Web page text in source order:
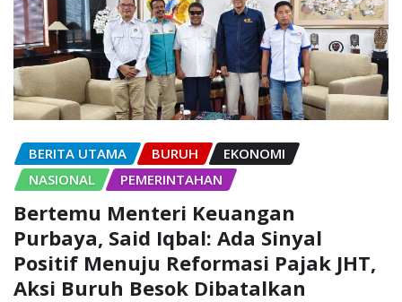
BERITA UTAMA BURUH
EKONOMI
NASIONAL
PEMERINTAHAN
Bertemu Menteri Keuangan
Purbaya, Said Iqbal: Ada Sinyal
Positif Menuju Reformasi Pajak JHT,
Aksi Buruh Besok Dibatalkan